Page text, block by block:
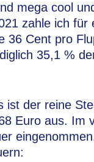
mega cool
zahle ich
36 Cent pro
35,1 %
ist der reine
Euro aus. Im